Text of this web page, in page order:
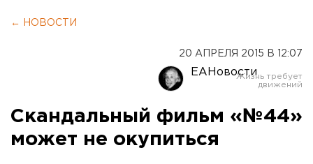
← НОВОСТИ
20 АПРЕЛЯ 2015 В 12:07
ЕАНовости
Скандальный фильм «№44»
может не окупиться